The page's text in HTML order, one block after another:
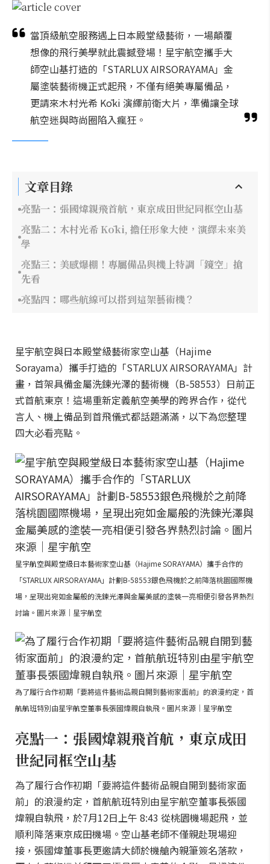
當頂級航空服務遇上日本殿堂級藝術，一場顛覆
想像的飛行美學就此震撼登場！星宇航空攜手大
師空山基打造的「STARLUX AIRSORAYAMA」金
屬塗裝藝術機正式起飛，不僅有絕美專屬備品，
更請來木村光希 Kōki 演繹前衛大片，準備讓全球
航空迷與時尚圈陷入瘋狂。
文章目錄
亮點一：張國煒親飛首航，東京成田世紀同框空山基
亮點二：木村光希 Kōki, 擔任形象大使，演繹未來美
學
亮點三：美感爆棚！專屬備品與機上特調「鏡空」搶
先看
亮點四：哪些航線可以搭到這架藝術機？
星宇航空與日本殿堂級藝術家空山基（Hajime
Sorayama）攜手打造的「STARLUX AIRSORAYAMA」計
畫，首架具備金屬洗鍊光澤的藝術機（B-58553）日前正
式首航東京！這場重新定義航空美學的跨界合作，從代
言人、機上備品到首飛儀式都話題滿滿，以下為您整理
四大必看亮點。
星宇航空與殿堂級日本藝術家空山基（Hajime SORAYAMA）攜手合作的
「STARLUX AIRSORAYAMA」計劃B-58553銀色飛機於之前降落桃園國際機
場，呈現出宛如金屬般的洗鍊光澤與金屬美感的塗裝一亮相便引發各界熱烈
討論。圖片來源｜星宇航空
為了履行合作初期「要將這件藝術品親自開到藝術家面前」的浪漫約定，首
航航班特別由星宇航空董事長張國煒親自執飛。圖片來源｜星宇航空
亮點一：張國煒親飛首航，東京成田
世紀同框空山基
為了履行合作初期「要將這件藝術品親自開到藝術家面
前」的浪漫約定，首航航班特別由星宇航空董事長張國
煒親自執飛，於7月12日上午 8:43 從桃園機場起飛，並
順利降落東京成田機場。空山基老師不僅親赴現場迎
接，張國煒董事長更邀請大師於機艙內親筆簽名落款，